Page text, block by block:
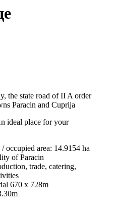
the state road of II A order
Paracin and Cuprija
place for your
occupied area: 14.9154 ha
of Paracin
trade, catering,
670 x 728m